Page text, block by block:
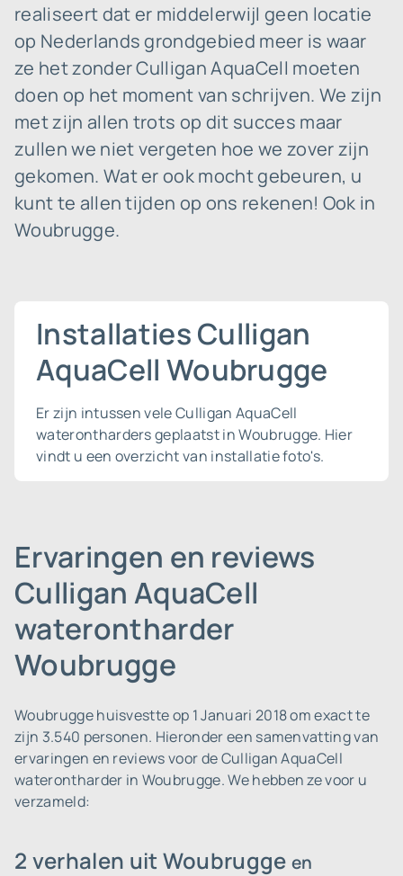
realiseert dat er middelerwijl geen locatie
op Nederlands grondgebied meer is waar
ze het zonder Culligan AquaCell moeten
doen op het moment van schrijven. We zijn
met zijn allen trots op dit succes maar
zullen we niet vergeten hoe we zover zijn
gekomen. Wat er ook mocht gebeuren, u
kunt te allen tijden op ons rekenen! Ook in
Woubrugge.
Installaties Culligan
AquaCell Woubrugge
Er zijn intussen vele Culligan AquaCell
waterontharders geplaatst in Woubrugge. Hier
vindt u een overzicht van installatie foto's.
Ervaringen en reviews
Culligan AquaCell
waterontharder
Woubrugge
Woubrugge huisvestte op 1 Januari 2018 om exact te
zijn 3.540 personen. Hieronder een samenvatting van
ervaringen en reviews voor de Culligan AquaCell
waterontharder in Woubrugge. We hebben ze voor u
verzameld:
2 verhalen uit Woubrugge en